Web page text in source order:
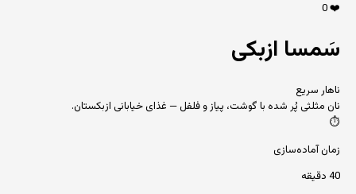
❤️
0
سَمسا ازبکی
ناهار سریع
نان مثلثی پُر شده با گوشت، پیاز و فلفل — غذای خیابانی ازبکستان.
⏱️
زمان آماده‌سازی
40 دقیقه